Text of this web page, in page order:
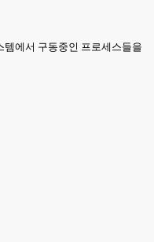
템에서 구동중인 프로세스들을